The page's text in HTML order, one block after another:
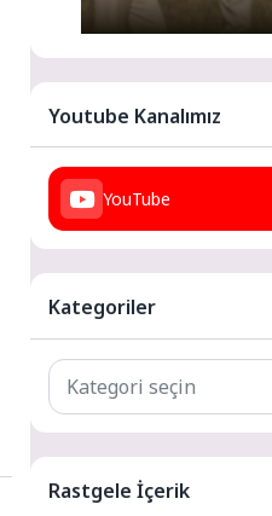
Youtube Kanalımız
YouTube
Kategoriler
Rastgele İçerik